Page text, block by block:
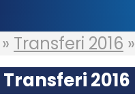
» Transferi 2016 »
2016